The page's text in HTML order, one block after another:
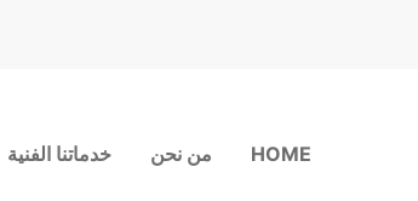
HOME من نحن خدماتنا الفنية